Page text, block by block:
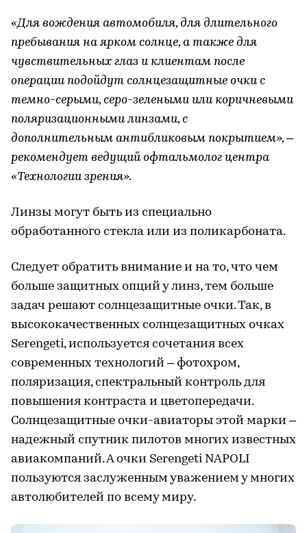
«Для вождения автомобиля, для длительного
пребывания на ярком солнце, а также для
чувствительных глаз и клиентам после
операции подойдут солнцезащитные очки с
темно-серыми, серо-зелеными или коричневыми
поляризационными линзами, с
дополнительным антибликовым покрытием», –
рекомендует ведущий офтальмолог центра
«Технологии зрения».
Линзы могут быть из специально
обработанного стекла или из поликарбоната.
Следует обратить внимание и на то, что чем
больше защитных опций у линз, тем больше
задач решают солнцезащитные очки. Так, в
высококачественных солнцезащитных очках
Serengeti, используется сочетания всех
современных технологий – фотохром,
поляризация, спектральный контроль для
повышения контраста и цветопередачи.
Солнцезащитные очки-авиаторы этой марки –
надежный спутник пилотов многих известных
авиакомпаний. А очки Serengeti NAPOLI
пользуются заслуженным уважением у многих
автолюбителей по всему миру.